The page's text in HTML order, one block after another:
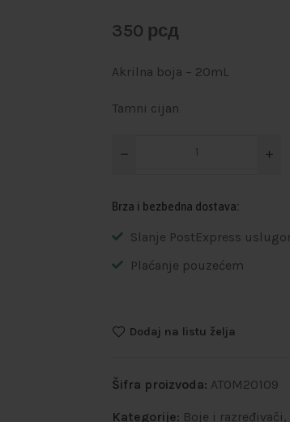
350 рсд
Akrilna boja – 20mL
Tamni cijan
Brza i bezbedna dostava:
Slanje PostExpress
Plaćanje pouzećem
Dodaj na listu želja
Šifra proizvoda: ATOM20109
Kategorije: Boje i razređivači,